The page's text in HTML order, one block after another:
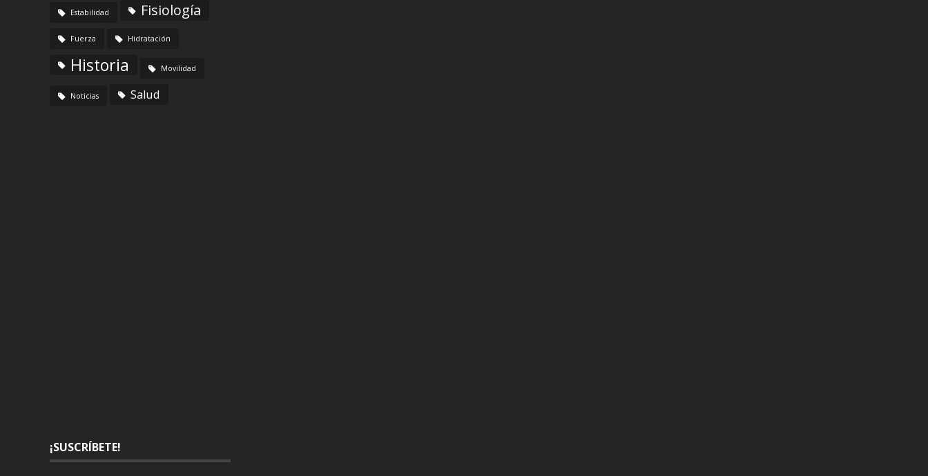
Estabilidad Fisiología
Fuerza Hidratación
Historia Movilidad
Noticias Salud
¡SUSCRÍBETE!